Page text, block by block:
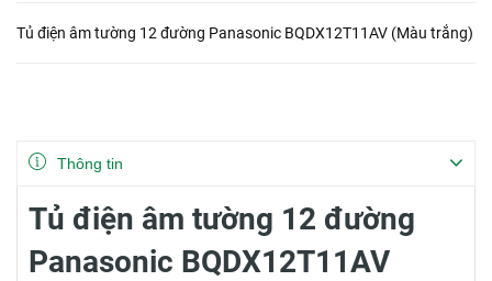
Tủ điện âm tường 12 đường Panasonic BQDX12T11AV (Màu trắng)
Thông tin
Tủ điện âm tường 12 đường
Panasonic BQDX12T11AV